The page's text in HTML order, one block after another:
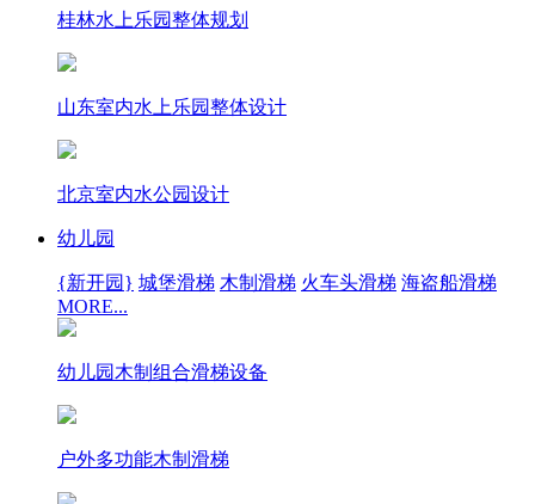
桂林水上乐园整体规划
山东室内水上乐园整体设计
北京室内水公园设计
幼儿园
{新开园} 城堡滑梯 木制滑梯 火车头滑梯 海盗船滑梯
MORE...
幼儿园木制组合滑梯设备
户外多功能木制滑梯